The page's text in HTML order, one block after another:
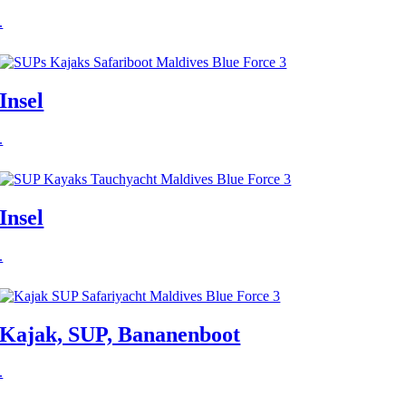
.
Insel
.
Insel
.
Kajak, SUP, Bananenboot
.